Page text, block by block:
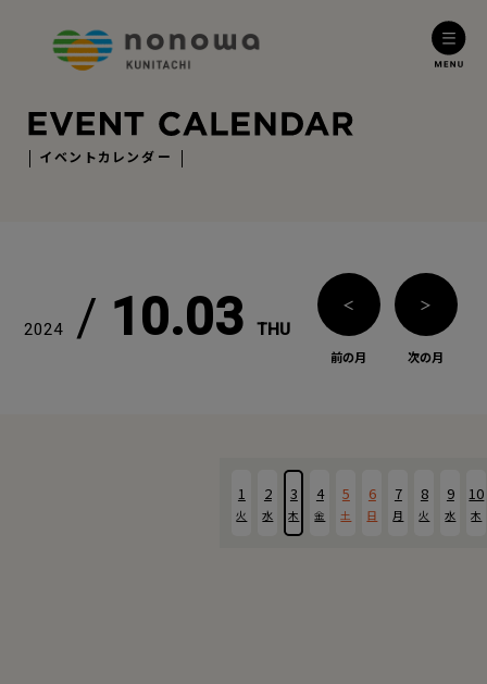
イベントカレンダー
2024 / 10.03THU
＜
前の月
＞
次の月
1
火
2
水
3
木
4
金
5
土
6
日
7
月
8
火
9
水
10
木